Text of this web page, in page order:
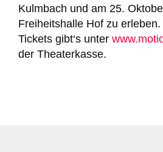
Kulmbach und am 25.
Freiheitshalle Hof zu erleben.
Tickets gibt‘s unter
der Theaterkasse.